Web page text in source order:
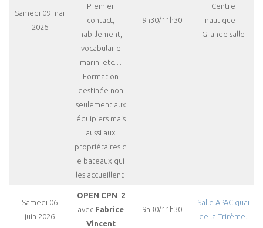
Samedi 09 mai
2026
Premier
contact,
habillement,
vocabulaire
marin etc…
Formation
destinée non
seulement aux
équipiers mais
aussi aux
propriétaires d
e bateaux qui
les accueillent
9h30/11h30
Centre
nautique –
Grande salle
Samedi 06
juin 2026
OPEN CPN 2
avec Fabrice
Vincent
9h30/11h30
Salle APAC quai
de la Trirème.